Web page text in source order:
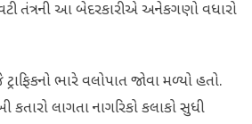
તંત્રની આ બેદરકારીએ અનેકગણો વધારો
ભારે વલોપાત જોવા મળ્યો હતો.
કતારો લાગતા નાગરિકો કલાકો સુધી